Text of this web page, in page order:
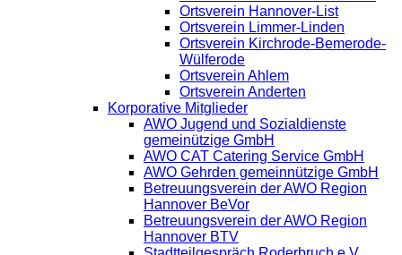
Ortsverein Hannover-List
Ortsverein Limmer-Linden
Ortsverein Kirchrode-Bemerode-
Wülferode
Ortsverein Ahlem
Ortsverein Anderten
Korporative Mitglieder
AWO Jugend und Sozialdienste
gemeinützige GmbH
AWO CAT Catering Service GmbH
AWO Gehrden gemeinnützige GmbH
Betreuungsverein der AWO Region
Hannover BeVor
Betreuungsverein der AWO Region
Hannover BTV